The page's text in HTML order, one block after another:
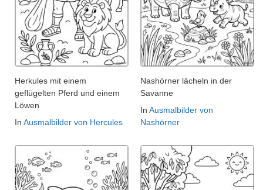
Herkules mit einem
geflügelten Pferd und einem
Löwen
In Ausmalbilder von Hercules
Nashörner lächeln in der
Savanne
In Ausmalbilder von
Nashörner